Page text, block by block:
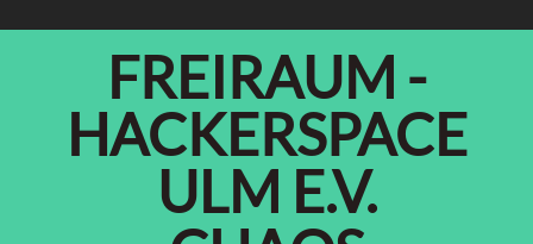
FREIRAUM -
HACKERSPACE
ULM E.V.